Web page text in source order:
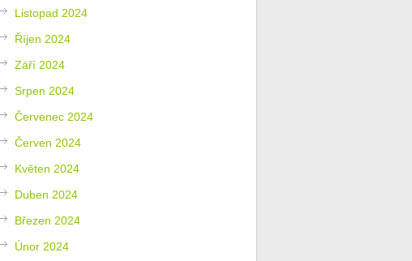
Listopad 2024
Říjen 2024
Září 2024
Srpen 2024
Červenec 2024
Červen 2024
Květen 2024
Duben 2024
Březen 2024
Únor 2024